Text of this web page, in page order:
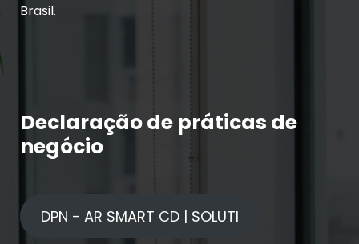
Brasil.
Declaração de práticas de
negócio
DPN - AR SMART CD | SOLUTI